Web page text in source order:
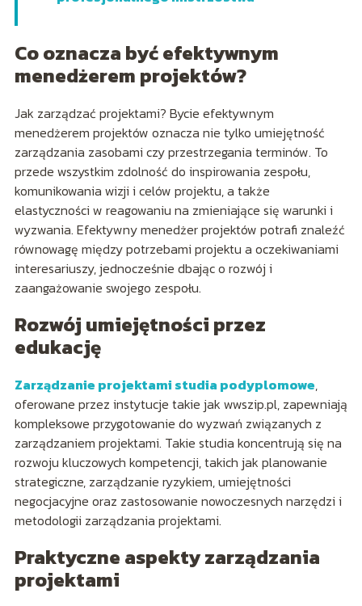
Co oznacza być efektywnym
menedżerem projektów?
Jak zarządzać projektami? Bycie efektywnym
menedżerem projektów oznacza nie tylko umiejętność
zarządzania zasobami czy przestrzegania terminów. To
przede wszystkim zdolność do inspirowania zespołu,
komunikowania wizji i celów projektu, a także
elastyczności w reagowaniu na zmieniające się warunki i
wyzwania. Efektywny menedżer projektów potrafi znaleźć
równowagę między potrzebami projektu a oczekiwaniami
interesariuszy, jednocześnie dbając o rozwój i
zaangażowanie swojego zespołu.
Rozwój umiejętności przez
edukację
Zarządzanie projektami studia podyplomowe,
oferowane przez instytucje takie jak wwszip.pl, zapewniają
kompleksowe przygotowanie do wyzwań związanych z
zarządzaniem projektami. Takie studia koncentrują się na
rozwoju kluczowych kompetencji, takich jak planowanie
strategiczne, zarządzanie ryzykiem, umiejętności
negocjacyjne oraz zastosowanie nowoczesnych narzędzi i
metodologii zarządzania projektami.
Praktyczne aspekty zarządzania
projektami